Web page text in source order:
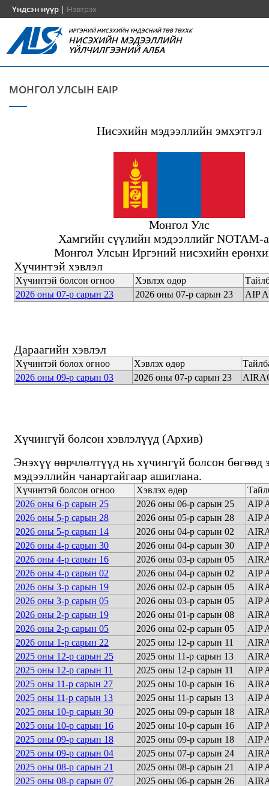
Үндсэн нүүр | Нэвтрэх
ИРГЭНИЙ НИСЭХИЙН ҮНДЭСНИЙ ТӨВ ТӨХХК
НИСЭХИЙН МЭДЭЭЛЛИЙН
ҮЙЛЧИЛГЭЭНИЙ АЛБА
МОНГОЛ УЛСЫН EAIP